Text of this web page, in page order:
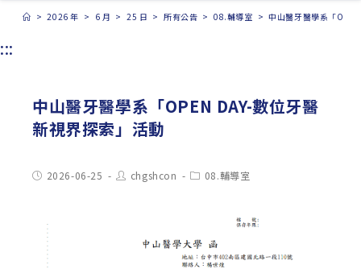
> 2026 年 > 6 月 > 25 日 > 所有公告 > 08.輔導室 > 中山醫牙醫學系「
:::
中山醫牙醫學系「OPEN DAY-數位牙醫
新視界探索」活動
Post2026-06-25
Post
author:
chgshcon
Post08.輔導室